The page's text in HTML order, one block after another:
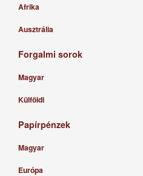
Afrika
Ausztrália
Forgalmi sorok
Magyar
Külföldi
Papírpénzek
Magyar
Európa